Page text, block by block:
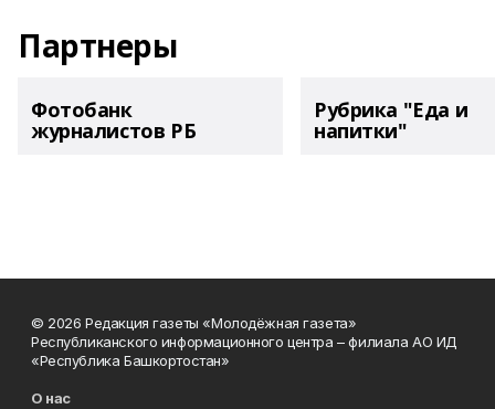
Партнеры
Фотобанк
журналистов РБ
Рубрика "Еда и
напитки"
© 2026 Редакция газеты «Молодёжная газета»
Республиканского информационного центра – филиала АО ИД
«Республика Башкортостан»
О нас